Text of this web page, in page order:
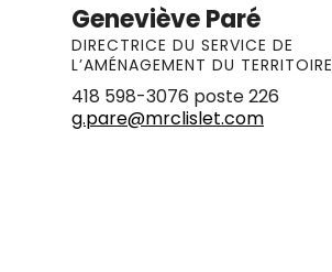
Geneviève Paré
DIRECTRICE DU SERVICE DE
L’AMÉNAGEMENT DU TERRITOIRE
418 598-3076 poste 226
g.pare@mrclislet.com